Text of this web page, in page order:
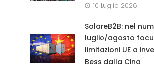
10 Luglio 2026
SolareB2B: nel
luglio/agosto
limitazioni UE a
Bess dalla Cina